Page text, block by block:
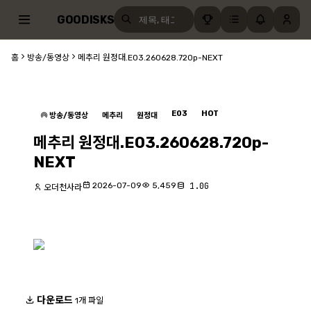
GOODISKS
홈 방송/동영상 메추리 원정대.E03.260628.720p-NEXT
방송/동영상 메추리 원정대 E03 HOT
메추리 원정대.E03.260628.720p-
NEXT
오더천사라 2026-07-09 5,459 1.0G
다운로드 1개 파일